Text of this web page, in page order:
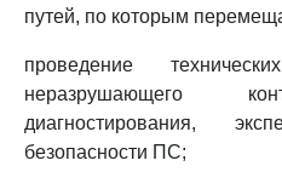
путей, по которым
проведение
неразрушающего
диагностирования,
безопасности ПС;